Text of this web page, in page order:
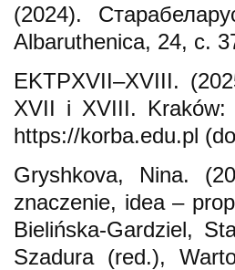
(2024).
Albaruthenica, 24, c.
EKTPXVII–XVIII.
XVII i XVIII. Kraków:
https://korba.edu.pl
Gryshkova, Nina.
znaczenie, idea –
Bielińska-Gardziel,
Szadura (red.),